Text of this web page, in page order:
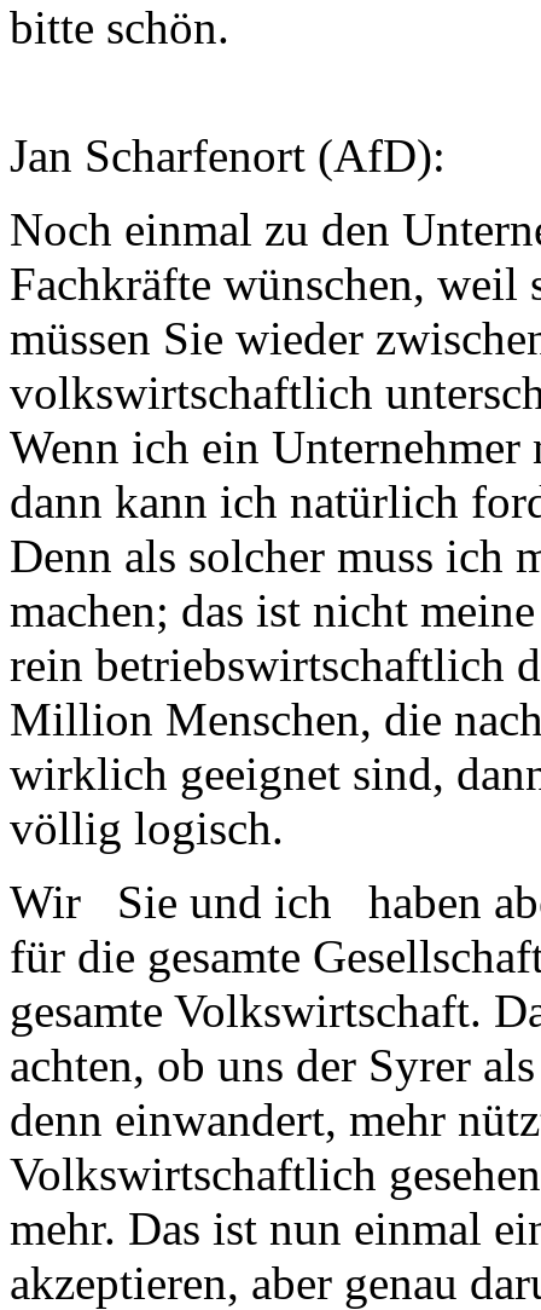
bitte schön.
Jan Scharfenort (AfD):
Noch einmal zu den
Fachkräfte wünschen, weil
müssen Sie wieder
volkswirtschaftlich
Wenn ich ein
dann kann ich natürlich
Denn als solcher muss ich
machen; das ist nicht
rein betriebswirtschaftlich
Million Menschen, die
wirklich geeignet sind,
völlig logisch.
Wir Sie und ich haben
für die gesamte
gesamte Volkswirtschaft.
achten, ob uns der Syrer
denn einwandert, mehr
Volkswirtschaftlich
mehr. Das ist nun einmal
akzeptieren, aber genau